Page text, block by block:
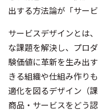
出する方法論が「サー
サービスデザインとは
な課題を解決し、プロ
験価値に革新を生み出
きる組織や仕組み作り
適化を図るデザイン（
商品・サービスをどう